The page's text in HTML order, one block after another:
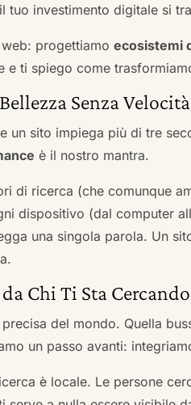
tuo investimento digitale si
web: progettiamoecosistemi
e ti spiego come
Senza
un sito impiega più di tre
è il nostro mantra.
di ricerca (che comunque
dispositivo (dal computer
una singola parola. Un
Chi Ti Sta Cercando
del mondo. Quella
un passo avanti:
è locale. Le persone